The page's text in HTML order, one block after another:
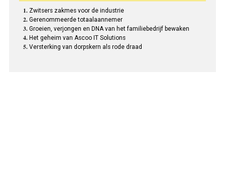
Zwitsers zakmes voor de industrie
Gerenommeerde totaalaannemer
Groeien, verjongen en DNA van het familiebedrijf bewaken
Het geheim van Ascoo IT Solutions
Versterking van dorpskern als rode draad